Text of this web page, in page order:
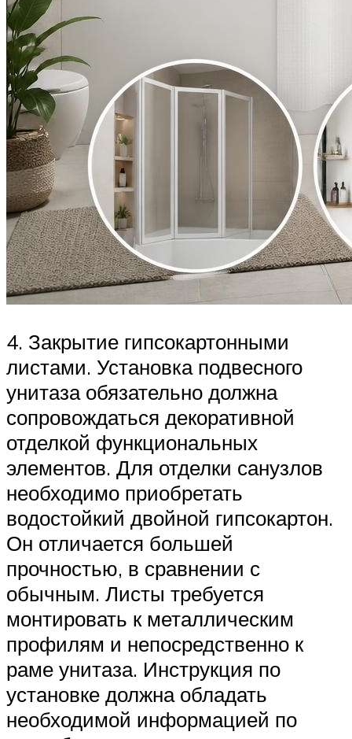
4. Закрытие гипсокартонными
листами. Установка подвесного
унитаза обязательно должна
сопровождаться декоративной
отделкой функциональных
элементов. Для отделки санузлов
необходимо приобретать
водостойкий двойной гипсокартон.
Он отличается большей
прочностью, в сравнении с
обычным. Листы требуется
монтировать к металлическим
профилям и непосредственно к
раме унитаза. Инструкция по
установке должна обладать
необходимой информацией по